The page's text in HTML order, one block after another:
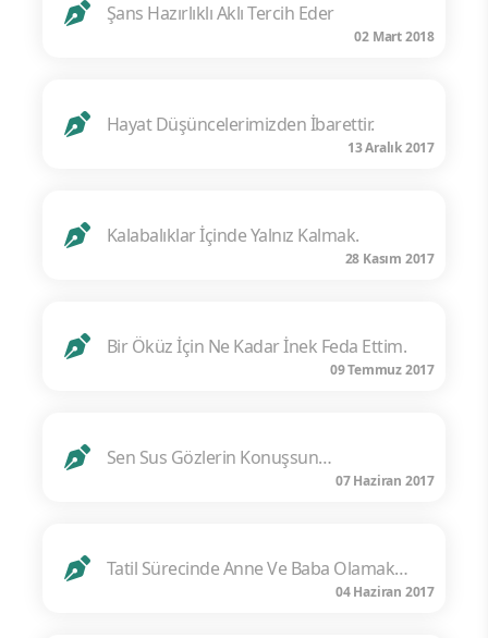
Şans Hazırlıklı Aklı Tercih Eder
02 Mart 2018
Hayat Düşüncelerimizden İbarettir.
13 Aralık 2017
Kalabalıklar İçinde Yalnız Kalmak.
28 Kasım 2017
Bir Öküz İçin Ne Kadar İnek Feda Ettim.
09 Temmuz 2017
Sen Sus Gözlerin Konuşsun…
07 Haziran 2017
Tatil Sürecinde Anne Ve Baba Olamak…
04 Haziran 2017